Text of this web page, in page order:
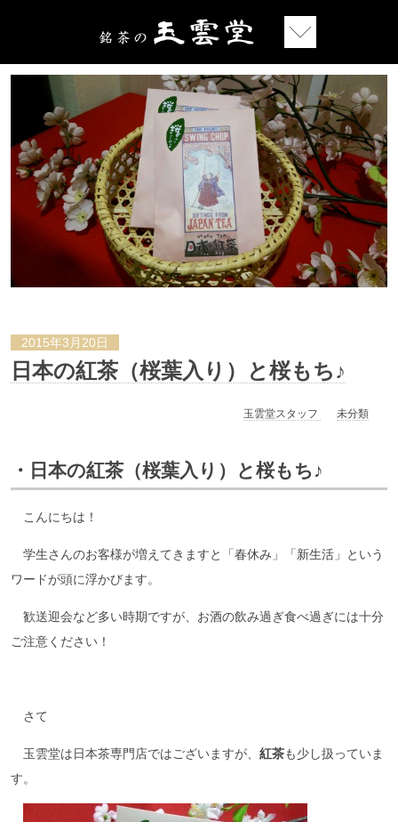
2015年3月20日
日本の紅茶（桜葉入り）と桜もち♪
玉雲堂スタッフ 未分類
・日本の紅茶（桜葉入り）と桜もち♪
こんにちは！
学生さんのお客様が増えてきますと「春休み」「新生活」という
ワードが頭に浮かびます。
歓送迎会など多い時期ですが、お酒の飲み過ぎ食べ過ぎには十分
ご注意ください！
さて
玉雲堂は日本茶専門店ではございますが、 紅茶も少し扱っていま
す。